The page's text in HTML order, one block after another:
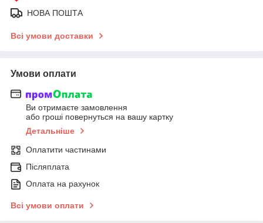
НОВА ПОШТА
Всі умови доставки
Умови оплати
Ви отримаєте замовлення
або гроші повернуться на вашу картку
Детальніше
Оплатити частинами
Післяплата
Оплата на рахунок
Всі умови оплати